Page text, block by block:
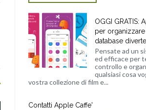
OGGI GRATIS:
per
database
Pensate ad un
ed efficace per
controllo e
qualsiasi cosa
vostra collezione di film e...
Contatti Apple Caffe'